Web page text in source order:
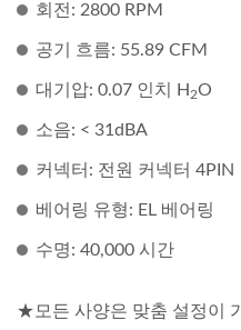
회전: 2800 RPM
공기 흐름: 55.89 CFM
대기압: 0.07 인치 H 2O
소음: < 31dBA
커넥터: 전원 커넥터 4PIN
베어링 유형: EL 베어링
수명: 40,000 시간
★모든 사양은 맞춤 설정이